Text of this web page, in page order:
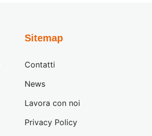
Sitemap
Contatti
News
Lavora con noi
Privacy Policy